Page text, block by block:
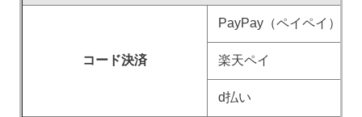
コード決済
PayPay（ペイペイ）
楽天ペイ
d払い